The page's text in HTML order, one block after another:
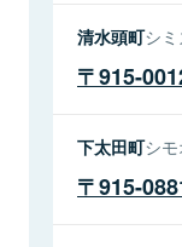
清水頭町シ
915-
下太田町シ
915-